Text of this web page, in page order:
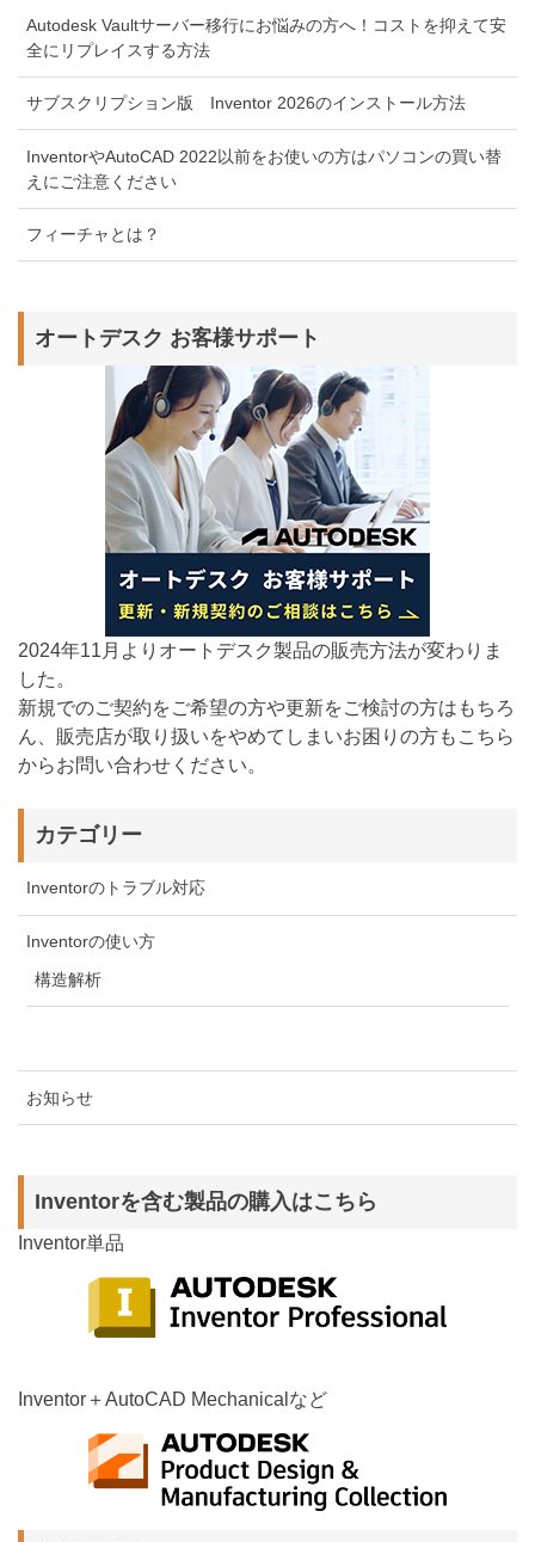
Autodesk Vaultサーバー移行にお悩みの方へ！コストを抑えて安
全にリプレイスする方法
サブスクリプション版 Inventor 2026のインストール方法
InventorやAutoCAD 2022以前をお使いの方はパソコンの買い替
えにご注意ください
フィーチャとは？
オートデスク お客様サポート
2024年11月よりオートデスク製品の販売方法が変わりま
した。
新規でのご契約をご希望の方や更新をご検討の方はもちろ
ん、販売店が取り扱いをやめてしまいお困りの方もこちら
からお問い合わせください。
カテゴリー
Inventorのトラブル対応
Inventorの使い方
構造解析
お知らせ
Inventorを含む製品の購入はこちら
Inventor単品
Inventor＋AutoCAD Mechanicalなど